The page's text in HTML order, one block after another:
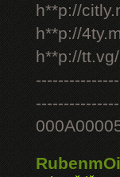
h**p://
h**p://
h**p://